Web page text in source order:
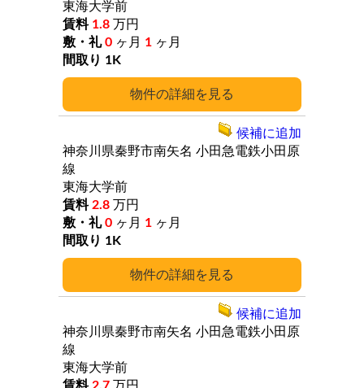
詳細
東海大学前
1.8 万円
0 ヶ月 1 ヶ月
1K
詳細
神奈川県秦野市南矢名 小田急電鉄小田原
線
東海大学前
2.8 万円
0 ヶ月 1 ヶ月
1K
候補に追加
神奈川県秦野市南矢名 小田急電鉄小田原
線
東海大学前
候補に追加